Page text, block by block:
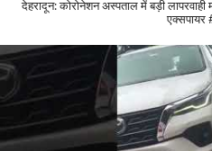
देहरादून: कोरोनेशन अस्पताल में बड़ी
एक्सपायर